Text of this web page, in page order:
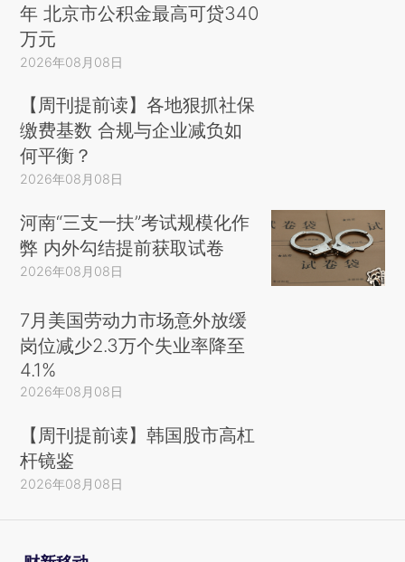
年 北京市公积金最高可贷340
万元
2026年08月08日
【周刊提前读】各地狠抓社保
缴费基数 合规与企业减负如
何平衡？
2026年08月08日
河南“三支一扶”考试规模化作
弊 内外勾结提前获取试卷
2026年08月08日
7月美国劳动力市场意外放缓
岗位减少2.3万个失业率降至
4.1%
2026年08月08日
【周刊提前读】韩国股市高杠
杆镜鉴
2026年08月08日